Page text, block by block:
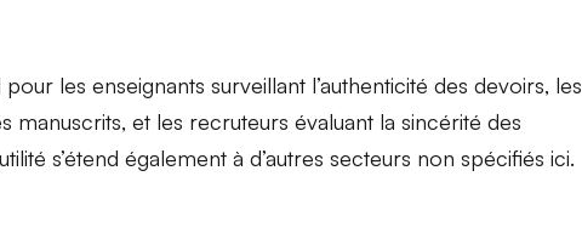
pour les enseignants surveillant l’authenticité des devoirs, les
manuscrits, et les recruteurs évaluant la sincérité des
s’étend également à d’autres secteurs non spécifiés ici.